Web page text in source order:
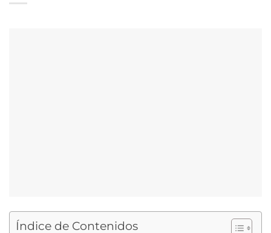
Índice de Contenidos